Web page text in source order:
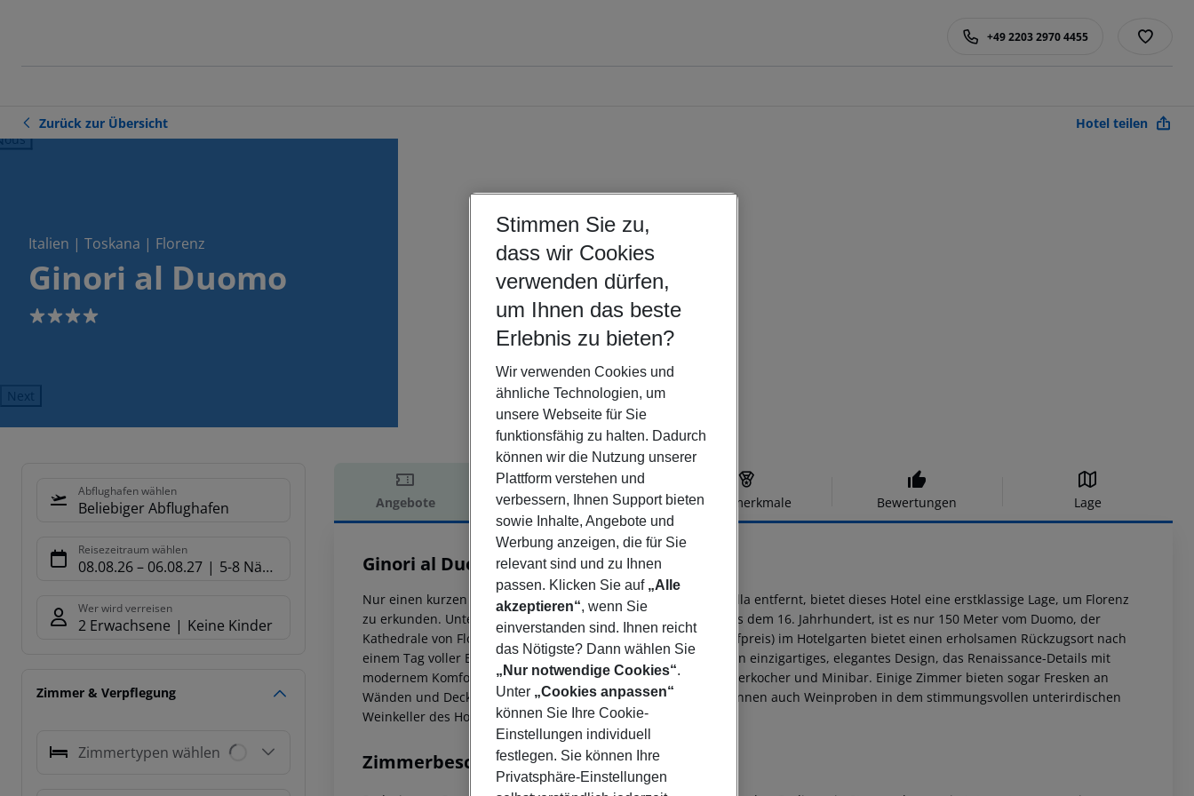
+49 2203 2970 4455
Zurück zur Übersicht Hotel teilen
Italien | Toskana | Florenz
Ginori al Duomo
4
Next
Abflughafen wählen
Beliebiger Abflughafen
Reisezeitraum wählen
08.08.26– 06.08.27 5-8 Nächte
Wer wird verreisen
2 Erwachsene Keine Kinder
Zimmer & Verpflegung
Zimmertypen wählen
Angebote Hotelbeschreibung Hotelmerkmale Bewertungen Lage
Hotelbeschreibung
Ginori al Duomo
4
Nur einen kurzen Spaziergang vom Bahnhof Santa Maria Novella entfernt, bietet dieses Hotel eine erstklassige Lage, um Florenz
zu erkunden. Untergebracht in einem Renaissancegebäude aus dem 16. Jahrhundert, ist es nur 150 Meter vom Duomo, der
Kathedrale von Florenz, entfernt. Ein Swimmingpool (gegen Aufpreis) im Hotelgarten bietet einen erholsamen Rückzugsort nach
einem Tag voller Besichtigungen. Jedes Zimmer verfügt über ein einzigartiges, elegantes Design, das Renaissance-Details mit
modernem Komfort verbindet, darunter Klimaanlage, TV, Wasserkocher und Minibar. Einige Zimmer bieten sogar Fresken an
Wänden und Decken oder charmante Holzbalken. Die Gäste können auch Weinproben in dem stimmungsvollen unterirdischen
Weinkeller des Hotels mit originalem Mauerwerk genießen.
Zimmerbeschreibung
Stimmen Sie zu,
dass wir Cookies
verwenden dürfen,
um Ihnen das beste
Erlebnis zu bieten?
Wir verwenden Cookies und
ähnliche Technologien, um
unsere Webseite für Sie
funktionsfähig zu halten. Dadurch
können wir die Nutzung unserer
Plattform verstehen und
verbessern, Ihnen Support bieten
sowie Inhalte, Angebote und
Werbung anzeigen, die für Sie
relevant sind und zu Ihnen
passen. Klicken Sie auf „Alle
akzeptieren“, wenn Sie
einverstanden sind. Ihnen reicht
das Nötigste? Dann wählen Sie
„Nur notwendige Cookies“.
Unter „Cookies anpassen“
können Sie Ihre Cookie-
Einstellungen individuell
festlegen. Sie können Ihre
Privatsphäre-Einstellungen